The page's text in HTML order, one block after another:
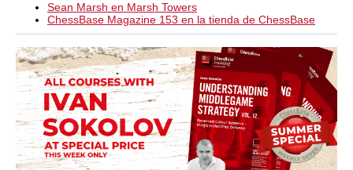
Sean Marsh en Marsh Towers
ChessBase Magazine 153 en la tienda de ChessBase